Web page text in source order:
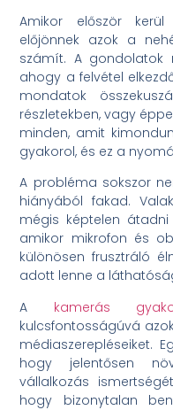
Amikor először
előjönnek azok a
számít. A gondolatok
ahogy a felvétel
mondatok
részletekben, vagy
minden, amit
gyakorol, és ez a
A probléma sokszor
hiányából fakad.
mégis képtelen
amikor mikrofon és
különösen frusztráló
adott lenne a
A kamerás
kulcsfontosságúvá
médiaszerepléseiket.
hogy jelentősen
vállalkozás
hogy bizonytalan